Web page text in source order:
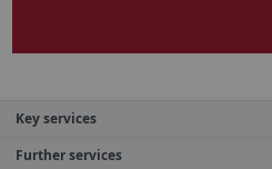
Key services
Further services